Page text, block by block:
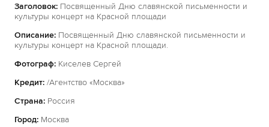
Заголовок: Посвященный Дню славянской письменности и
культуры концерт на Красной площади
Описание: Посвященный Дню славянской письменности и
культуры концерт на Красной площади.
Фотограф: Киселев Сергей
Кредит: /Агентство «Москва»
Страна: Россия
Город: Москва